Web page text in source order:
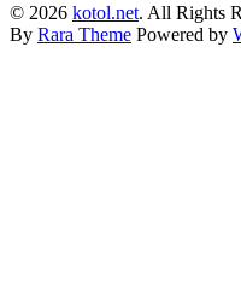
© 2026 kotol.net. All Rights
By Rara Theme Powered by